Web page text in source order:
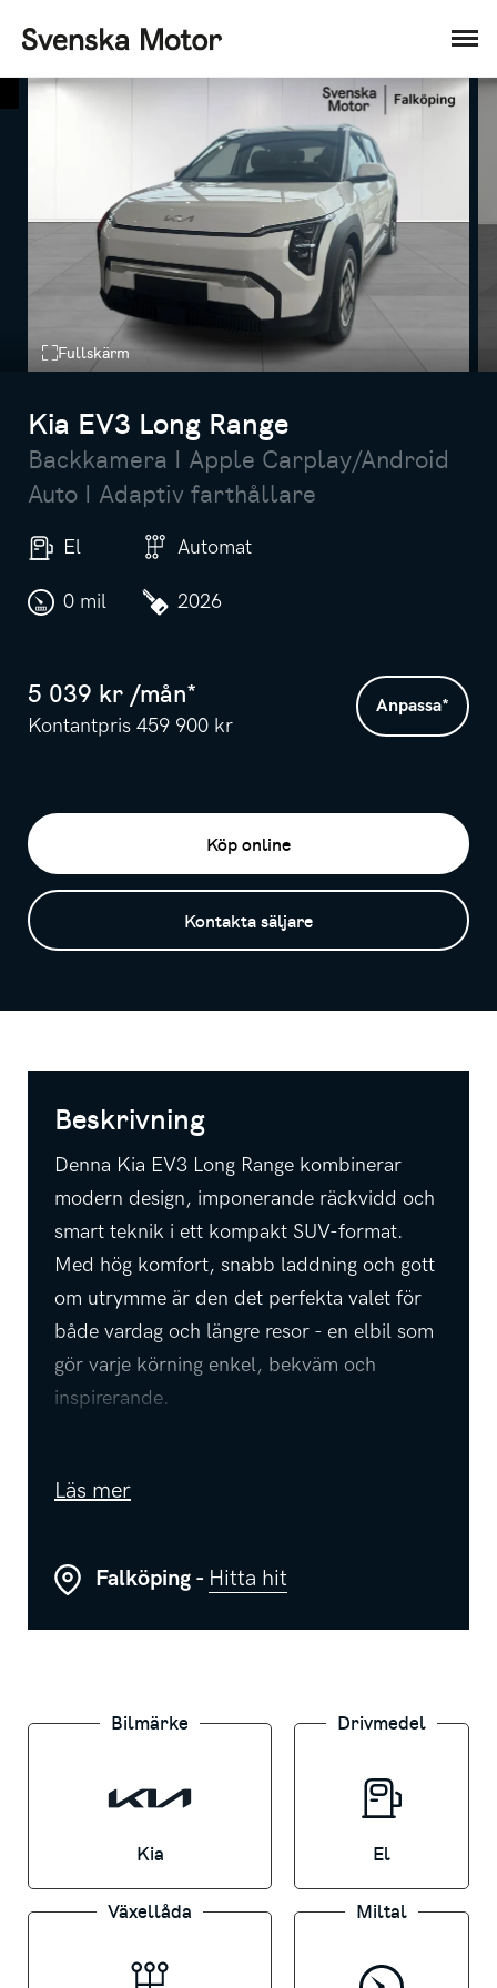
Fullskärm
Kia EV3 Long Range
Backkamera I Apple Carplay/Android
Auto I Adaptiv farthållare
El Automat
0 mil 2026
5 039 kr /mån*
Kontantpris 459 900 kr
Anpassa*
Köp online
Kontakta säljare
Beskrivning
Denna Kia EV3 Long Range kombinerar
modern design, imponerande räckvidd och
smart teknik i ett kompakt SUV-format.
Med hög komfort, snabb laddning och gott
om utrymme är den det perfekta valet för
både vardag och längre resor - en elbil som
gör varje körning enkel, bekväm och
inspirerande.
Backkamera, adaptiv farthållare,
mycket mer!
BILINFORMATION
- Räckvidd: upp till 605km
- Besiktad till: 2027-01-31
- Dragvikt: 1000kg
någon annan extrautrustning du behöver?
Läs mer
Falköping - Hitta hit
Bilmärke
Kia
Drivmedel
El
Växellåda Miltal